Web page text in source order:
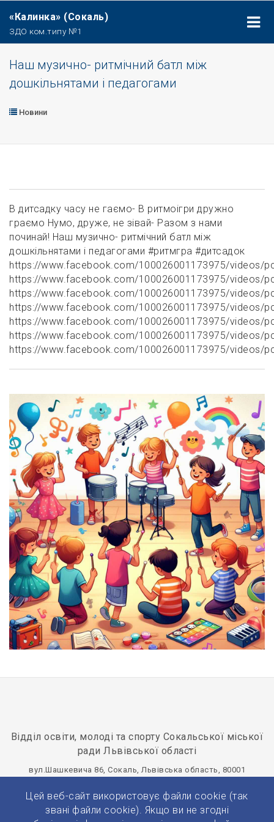
Цей веб-сайт використовує файли cookie (так
звані файли cookie). Якщо ви не згодні
«Калинка» (Сокаль)
ЗДО ком.типу №1
Наш музично- ритмічний батл між
дошкільнятами і педагогами
Новини
В дитсадку часу не гаємо- В ритмоігри дружно
граємо Нумо, друже, не зівай- Разом з нами
починай! Наш музично- ритмічний батл між
дошкільнятами і педагогами #ритмгра #дитсадок
https://www.facebook.com/100026001173975/videos/
https://www.facebook.com/100026001173975/videos/
https://www.facebook.com/100026001173975/videos/
https://www.facebook.com/100026001173975/videos/
https://www.facebook.com/100026001173975/videos/
https://www.facebook.com/100026001173975/videos/
https://www.facebook.com/100026001173975/videos/
Відділ освіти, молоді та спорту Сокальської міської
ради Львівської області
вул.Шашкевича 86, Сокаль, Львівська область, 80001
Панель управління